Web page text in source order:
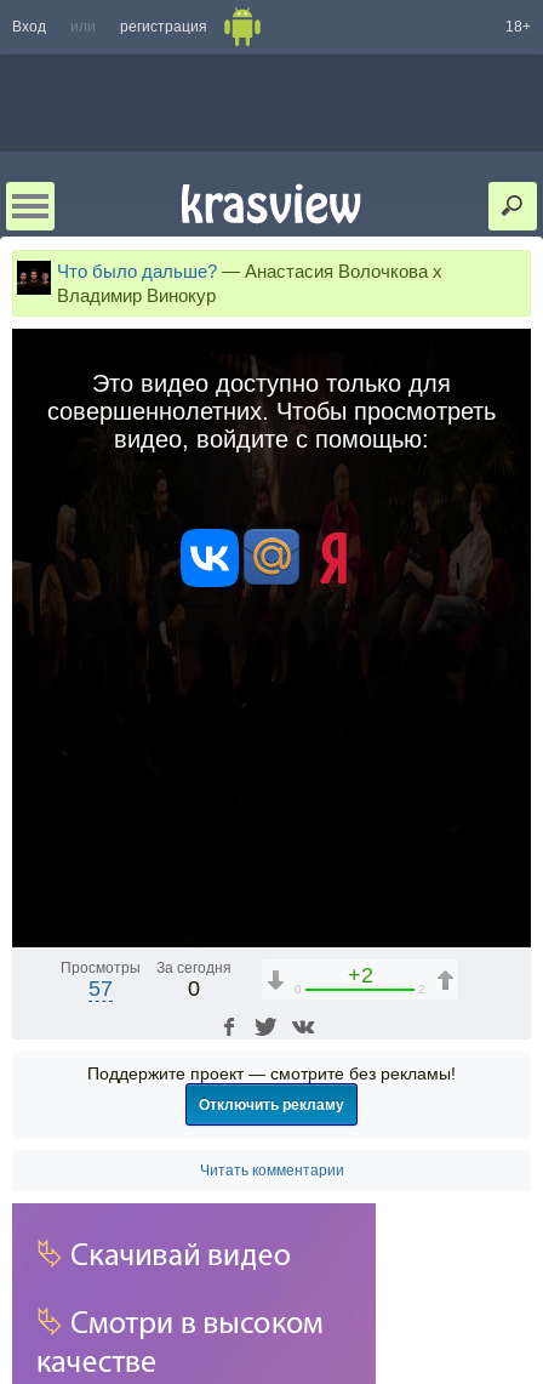
Вход или регистрация 18+
Что было дальше? — Анастасия Волочкова х
Владимир Винокур
Это видео доступно только для
совершеннолетних. Чтобы просмотреть
видео, войдите с помощью:
Просмотры
57
За сегодня
0
+2
0 2
Поддержите проект — смотрите без рекламы!
Отключить рекламу
Читать комментарии